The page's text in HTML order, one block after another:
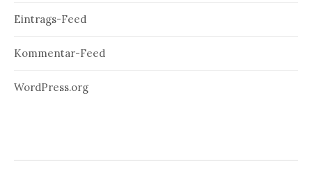
Eintrags-Feed
Kommentar-Feed
WordPress.org